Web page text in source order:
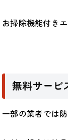
お掃除機能付き
無料サービ
一部の業者では